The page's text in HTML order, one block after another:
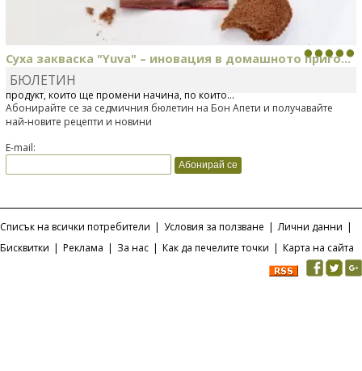
Суха закваска "Yuva" – иновация в домашното приго...
Отскоро Лесафр България стартира предлагането на изцяло нов
продукт, който ще промени начина, по който...
БЮЛЕТИН
Абонирайте се за седмичния бюлетин на Бон Апети и получавайте
най-новите рецепти и новини
E-mail:
Списък на всички потребители | Условия за ползване | Лични данни |
Бисквитки | Реклама | За нас | Как да печелите точки | Карта на сайта